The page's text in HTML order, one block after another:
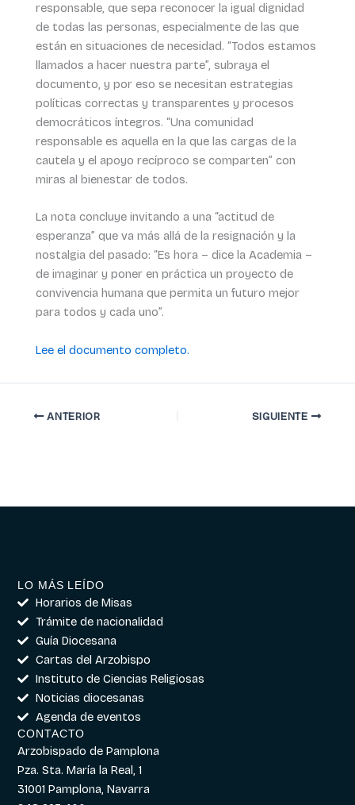
responsable, que sepa reconocer la igual dignidad
de todas las personas, especialmente de las que
están en situaciones de necesidad. “Todos estamos
llamados a hacer nuestra parte”, subraya el
documento, y por eso se necesitan estrategias
políticas correctas y transparentes y procesos
democráticos íntegros. “Una comunidad
responsable es aquella en la que las cargas de la
cautela y el apoyo recíproco se comparten” con
miras al bienestar de todos.
La nota concluye invitando a una “actitud de
esperanza” que va más allá de la resignación y la
nostalgia del pasado: “Es hora – dice la Academia –
de imaginar y poner en práctica un proyecto de
convivencia humana que permita un futuro mejor
para todos y cada uno”.
Lee el documento completo.
ANTERIOR SIGUIENTE
LO MÁS LEÍDO
Horarios de Misas
Trámite de nacionalidad
Guía Diocesana
Cartas del Arzobispo
Instituto de Ciencias Religiosas
Noticias diocesanas
Agenda de eventos
CONTACTO
Arzobispado de Pamplona
Pza. Sta. María la Real, 1
31001 Pamplona, Navarra